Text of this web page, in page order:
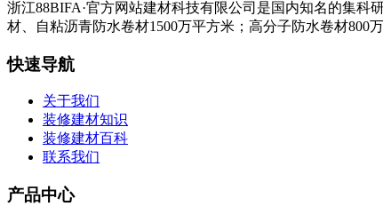
浙江88BIFA·官方网站建材科技有限公司是国内知名的集
材、自粘沥青防水卷材1500万平方米；高分子防水卷材800
快速导航
关于我们
装修建材知识
装修建材百科
联系我们
产品中心